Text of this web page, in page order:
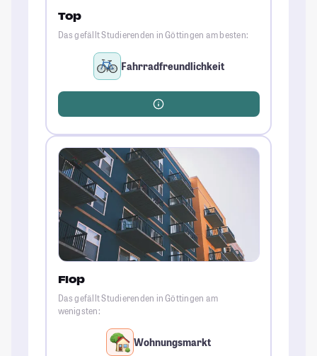
Top
Das gefällt Studierenden in Göttingen am besten:
Fahrradfreundlichkeit
Flop
Das gefällt Studierenden in Göttingen am
wenigsten:
Wohnungsmarkt